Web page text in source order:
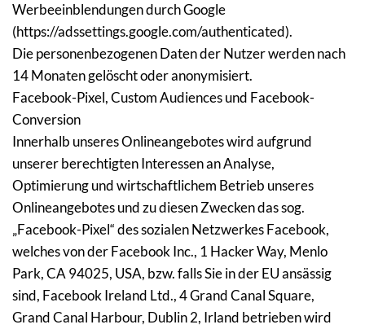
Werbeeinblendungen durch Google
(https://adssettings.google.com/authenticated).
Die personenbezogenen Daten der Nutzer werden nach
14 Monaten gelöscht oder anonymisiert.
Facebook-Pixel, Custom Audiences und Facebook-
Conversion
Innerhalb unseres Onlineangebotes wird aufgrund
unserer berechtigten Interessen an Analyse,
Optimierung und wirtschaftlichem Betrieb unseres
Onlineangebotes und zu diesen Zwecken das sog.
„Facebook-Pixel“ des sozialen Netzwerkes Facebook,
welches von der Facebook Inc., 1 Hacker Way, Menlo
Park, CA 94025, USA, bzw. falls Sie in der EU ansässig
sind, Facebook Ireland Ltd., 4 Grand Canal Square,
Grand Canal Harbour, Dublin 2, Irland betrieben wird